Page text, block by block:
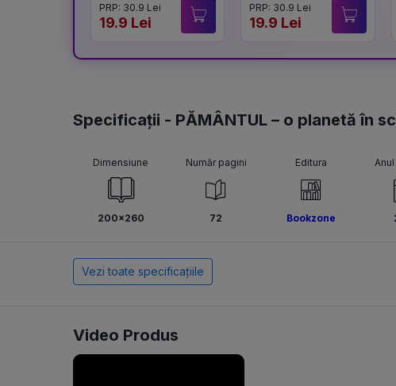
PRP: 30.9 Lei
19.9 Lei
PRP: 30.9 Lei
19.9 Lei
Specificații - PĂMÂNTUL – o planetă în
Dimensiune
200x260
Număr pagini
72
Editura
Bookzone
Vezi toate specificațiile
Video Produs